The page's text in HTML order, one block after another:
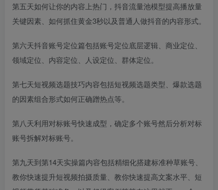
第五天如何让你的内容上热门，抖音流量池模型提高播放量
关键因素、如何抓住黄金3秒以及普通人做抖音的内容形式。
第六天抖音账号定位篇包括账号定位底层逻辑、商业定位、
领域定位、内容定位、人设定位、群体定位。
第七天短视频选题技巧内容包括短视频选题类型、爆款选题
的因素组合形式如何正确蹭热点等。
第八天利用对标账号快速成型，确定多个账号然后分析对标
账号拆解对标账号。
第九天到第14天实操篇内容包括精细化搭建标准种草账号、
教你快速提升短视频拍摄质量、教你快速提高文案水平、短